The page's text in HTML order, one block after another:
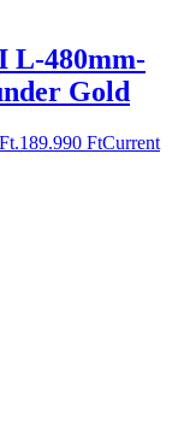
L-480mm-
Gold
189.990 FtCurrent